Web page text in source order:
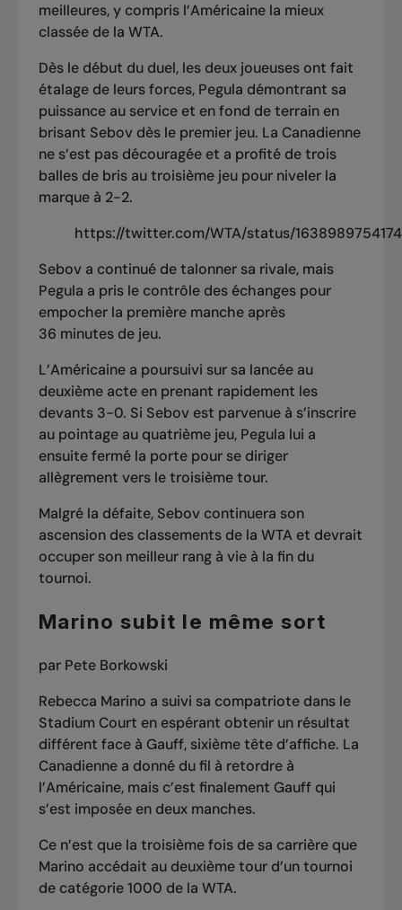
meilleures, y compris l’Américaine la mieux
classée de la WTA.
Dès le début du duel, les deux joueuses ont fait
étalage de leurs forces, Pegula démontrant sa
puissance au service et en fond de terrain en
brisant Sebov dès le premier jeu. La Canadienne
ne s’est pas découragée et a profité de trois
balles de bris au troisième jeu pour niveler la
marque à 2-2.
https://twitter.com/WTA/status/
Sebov a continué de talonner sa rivale, mais
Pegula a pris le contrôle des échanges pour
empocher la première manche après
36 minutes de jeu.
L’Américaine a poursuivi sur sa lancée au
deuxième acte en prenant rapidement les
devants 3-0. Si Sebov est parvenue à s’inscrire
au pointage au quatrième jeu, Pegula lui a
ensuite fermé la porte pour se diriger
allègrement vers le troisième tour.
Malgré la défaite, Sebov continuera son
ascension des classements de la WTA et devrait
occuper son meilleur rang à vie à la fin du
tournoi.
Marino subit le même sort
par Pete Borkowski
Rebecca Marino a suivi sa compatriote dans le
Stadium Court en espérant obtenir un résultat
différent face à Gauff, sixième tête d’affiche. La
Canadienne a donné du fil à retordre à
l’Américaine, mais c’est finalement Gauff qui
s’est imposée en deux manches.
Ce n’est que la troisième fois de sa carrière que
Marino accédait au deuxième tour d’un tournoi
de catégorie 1000 de la WTA.